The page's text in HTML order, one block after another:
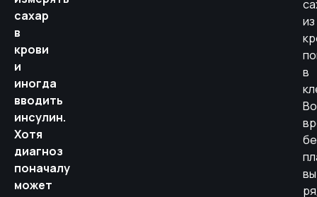
сахар
в
крови
и
иногда
вводить
инсулин.
Хотя
диагноз
поначалу
может
из
в
Во